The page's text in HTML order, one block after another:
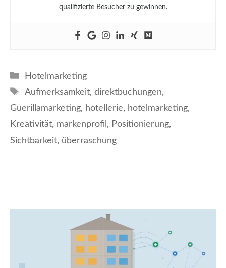
qualifizierte Besucher zu gewinnen.
Kategorien
Hotelmarketing
Schlagwörter
Aufmerksamkeit, direktbuchungen,
Guerillamarketing, hotellerie, hotelmarketing,
Kreativität, markenprofil , Positionierung,
Sichtbarkeit, überraschung